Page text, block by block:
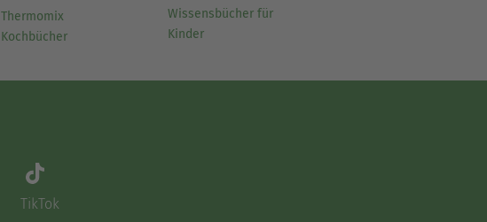
Thermomix
Kochbücher
Wissensbücher für
Kinder
TikTok